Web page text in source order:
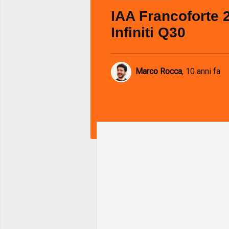
IAA Francoforte
Infiniti Q30
Marco Rocca, 10 anni fa